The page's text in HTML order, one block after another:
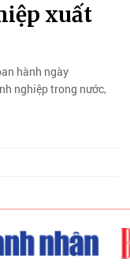
xuất
hành ngày
nghiệp trong nước,